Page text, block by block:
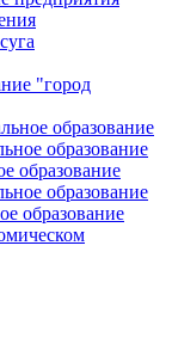
"город
образование
образование
образование
образование
образование